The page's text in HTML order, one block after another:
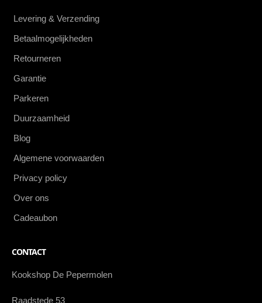
Levering & Verzending
Betaalmogelijkheden
Retourneren
Garantie
Parkeren
Duurzaamheid
Blog
Algemene voorwaarden
Privacy policy
Over ons
Cadeaubon
CONTACT
Kookshop De Pepermolen
Raadstede 53